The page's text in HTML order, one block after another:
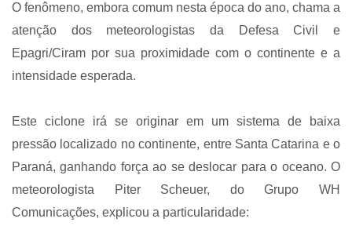
O fenômeno, embora comum nesta época do ano, chama a
atenção dos meteorologistas da Defesa Civil e
Epagri/Ciram por sua proximidade com o continente e a
intensidade esperada.
Este ciclone irá se originar em um sistema de baixa
pressão localizado no continente, entre Santa Catarina e o
Paraná, ganhando força ao se deslocar para o oceano. O
meteorologista Piter Scheuer, do Grupo WH
Comunicações, explicou a particularidade: